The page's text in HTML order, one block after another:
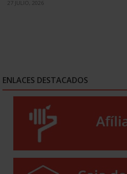
27 JULIO, 2026
ENLACES DESTACADOS